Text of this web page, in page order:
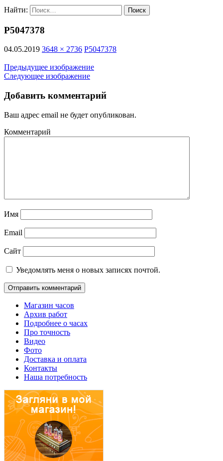
Найти:
P5047378
04.05.2019 3648 × 2736 P5047378
Предыдущее изображение
Следующее изображение
Добавить комментарий
Ваш адрес email не будет опубликован.
Комментарий
Имя
Email
Сайт
Уведомлять меня о новых записях почтой.
Магазин часов
Архив работ
Подробнее о часах
Про точность
Видео
Фото
Доставка и оплата
Контакты
Наша потребность